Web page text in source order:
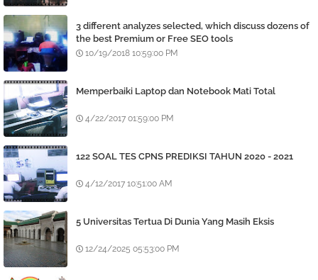
3 different analyzes selected, which discuss dozens of
the best Premium or Free SEO tools
10/19/2018 10:59:00 PM
Memperbaiki Laptop dan Notebook Mati Total
4/22/2017 01:59:00 PM
122 SOAL TES CPNS PREDIKSI TAHUN 2020 - 2021
4/12/2017 10:51:00 AM
5 Universitas Tertua Di Dunia Yang Masih Eksis
12/24/2025 05:53:00 PM